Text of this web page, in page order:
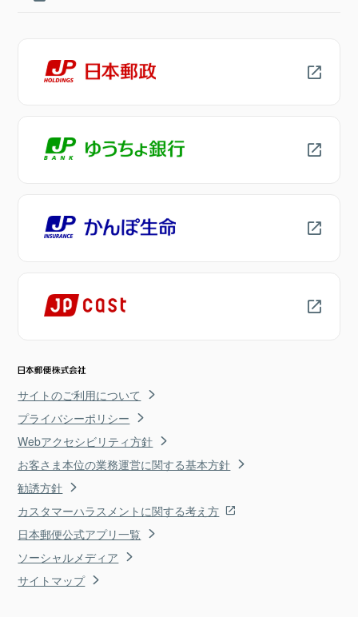
サイトのご利用について
プライバシーポリシー
Webアクセシビリティ方針
お客さま本位の業務運営に関する基本方針
勧誘方針
カスタマーハラスメントに関する考え方
日本郵便公式アプリ一覧
ソーシャルメディア
サイトマップ